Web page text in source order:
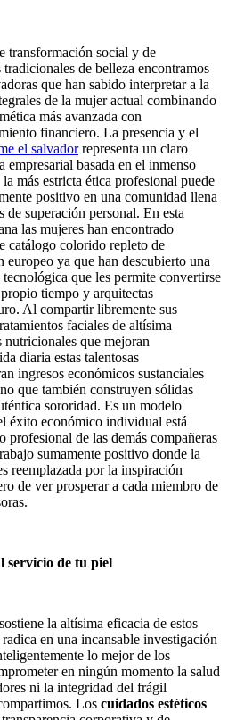
transformación social y de
de belleza encontramos
que han sabido interpretar a la
de la mujer actual combinando
más avanzada con
financiero. La presencia y el
el salvadorrepresenta un claro
basada en el inmenso
más estricta ética profesional puede
positivo en una comunidad llena
de superación personal. En esta
las mujeres han encontrado
catálogo colorido repleto de
europeo ya que han descubierto una
que les permite convertirse
tiempo y arquitectas
Al compartir libremente sus
faciales de altísima
que mejoran
diaria estas talentosas
ingresos económicos sustanciales
que también construyen sólidas
sororidad. Es un modelo
éxito económico individual está
profesional de las demás compañeras
sumamente positivo donde la
reemplazada por la inspiración
de ver prosperar a cada miembro de
servicio de tu piel
la altísima eficacia de estos
en una incansable investigación
lo mejor de los
en ningún momento la salud
ni la integridad del frágil
Los cuidados estéticos